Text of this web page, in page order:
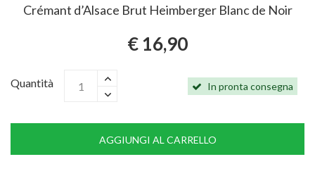
Crémant d’Alsace Brut Heimberger Blanc de Noir
€ 16,90
Quantità In pronta consegna
AGGIUNGI AL CARRELLO